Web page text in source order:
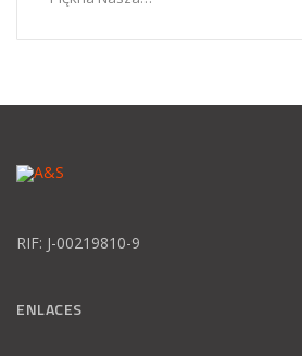
RIF: J-00219810-9
ENLACES